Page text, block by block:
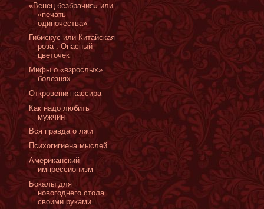
«Венец безбрачия» или
«печать
одиночества»
Гибискус или Китайская
роза : Опасный
цветочек
Мифы о «взрослых»
болезнях
Откровения кассира
Как надо любить
мужчин
Вся правда о лжи
Психогигиена мыслей
Американский
импрессионизм
Бокалы для
новогоднего стола
своими руками